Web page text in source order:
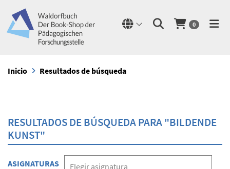
0
Inicio Resultados de búsqueda
RESULTADOS DE BÚSQUEDA PARA "BILDENDE
KUNST"
ASIGNATURAS